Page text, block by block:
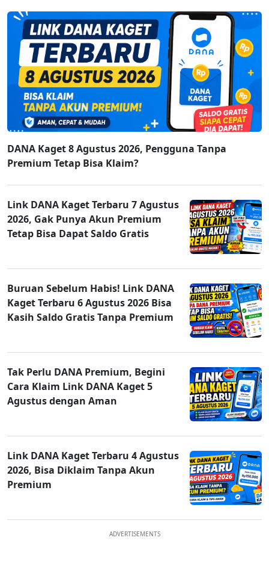
DANA Kaget 8 Agustus 2026, Pengguna Tanpa
Premium Tetap Bisa Klaim?
Link DANA Kaget Terbaru 7 Agustus
2026, Gak Punya Akun Premium
Tetap Bisa Dapat Saldo Gratis
Buruan Sebelum Habis! Link DANA
Kaget Terbaru 6 Agustus 2026 Bisa
Kasih Saldo Gratis Tanpa Premium
Tak Perlu DANA Premium, Begini
Cara Klaim Link DANA Kaget 5
Agustus dengan Aman
Link DANA Kaget Terbaru 4 Agustus
2026, Bisa Diklaim Tanpa Akun
Premium
ADVERTISEMENTS